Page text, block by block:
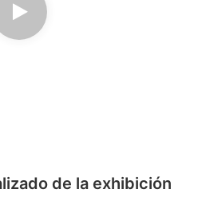
de la exhibición